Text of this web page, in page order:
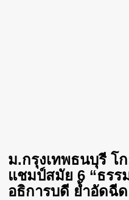
ม.กรุงเทพธนบุรี โ
แชมป์สมัย 6 “ธรร
อธิการบดี ย้ำอัดฉี